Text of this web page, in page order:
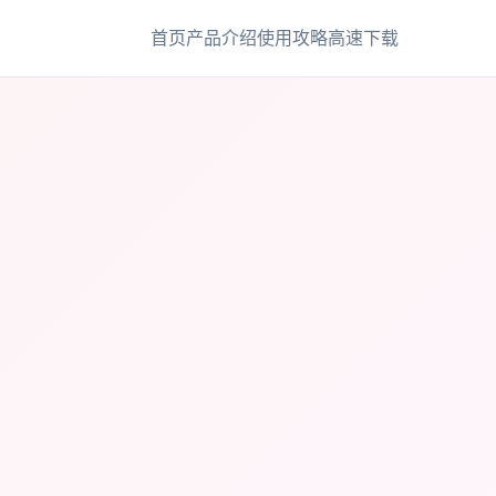
首页产品介绍使用攻略高速下载